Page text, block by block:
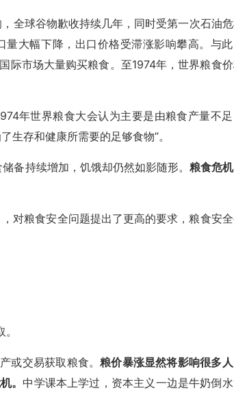
全球谷物歉收持续几年，同时受第一次石油
大幅下降，出口价格受滞涨影响攀高。与
际市场大量购买粮食。至1974年，世界粮食
年世界粮食大会认为主要是由粮食产量不
生存和健康所需要的足够食物”。
储备持续增加，饥饿却仍然如影随形。 粮食危
对粮食安全问题提出了更高的要求，粮食安
或交易获取粮食。粮价暴涨显然将影响很多
。 中学课本上学过，资本主义一边是牛奶倒